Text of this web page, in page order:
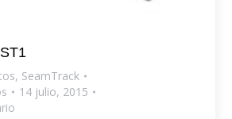
, SeamTrack
14 julio, 2015